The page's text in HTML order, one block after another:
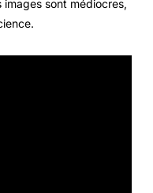
sont médiocres,